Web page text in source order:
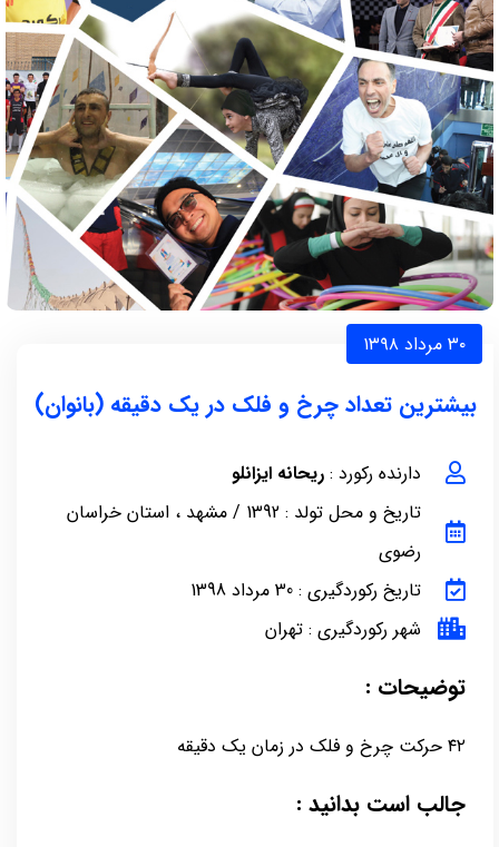
۳۰ مرداد ۱۳۹۸
بیشترین تعداد چرخ و فلک در یک دقیقه (بانوان)
دارنده رکورد : ریحانه ایزانلو
تاریخ و محل تولد : 1392 / مشهد ، استان خراسان
رضوی
تاریخ رکوردگیری : 30 مرداد 1398
شهر رکوردگیری : تهران
توضیحات :
۴۲ حرکت چرخ و فلک در زمان یک دقیقه
جالب است بدانید :